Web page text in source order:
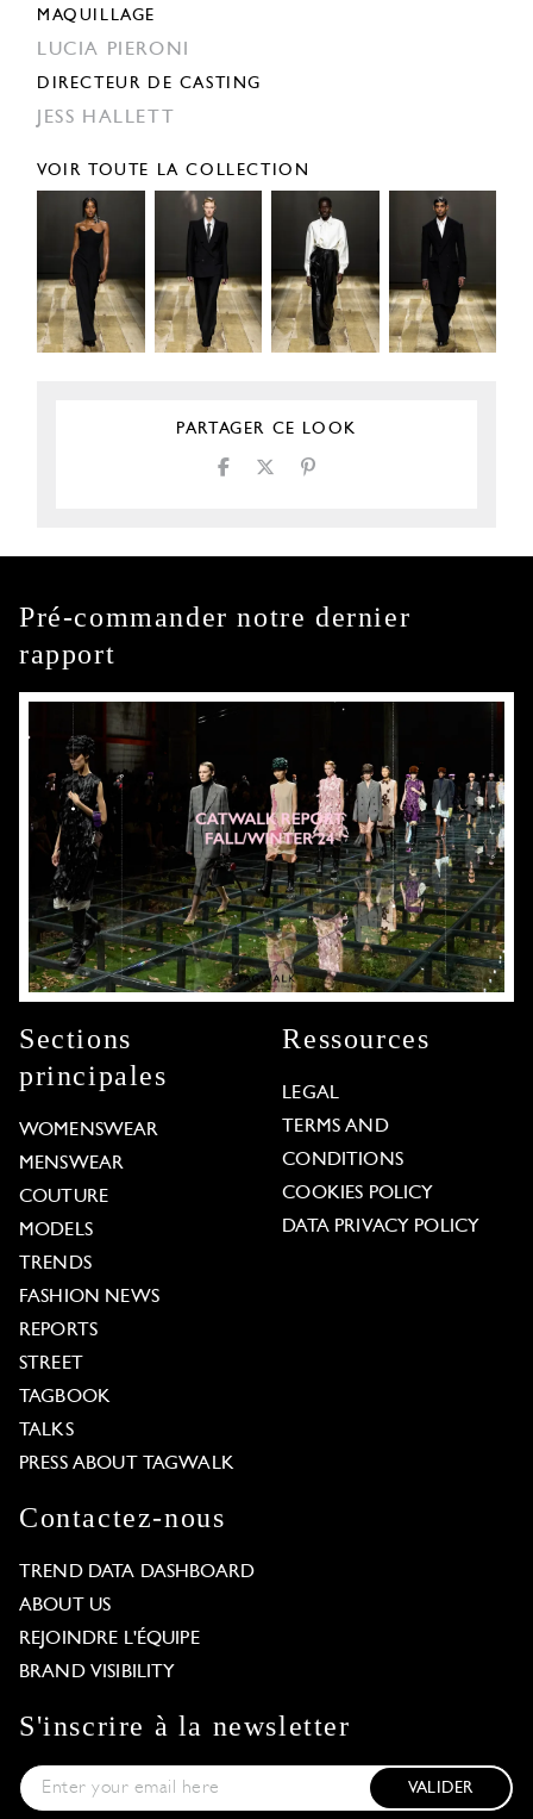
MAQUILLAGE
LUCIA PIERONI
DIRECTEUR DE CASTING
JESS HALLETT
VOIR TOUTE LA COLLECTION
PARTAGER CE LOOK
Pré-commander notre dernier
rapport
Sections
principales
WOMENSWEAR
MENSWEAR
COUTURE
MODELS
TRENDS
FASHION NEWS
REPORTS
STREET
TAGBOOK
TALKS
PRESS ABOUT TAGWALK
Ressources
LEGAL
TERMS AND
CONDITIONS
COOKIES POLICY
DATA PRIVACY POLICY
Contactez-nous
TREND DATA DASHBOARD
ABOUT US
REJOINDRE L'ÉQUIPE
BRAND VISIBILITY
S'inscrire à la newsletter
VALIDER